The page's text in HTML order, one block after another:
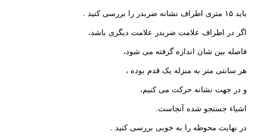
باید ۱۵ متری اطراف نشانه ضربدر را بررسی کنید .
اگر در اطراف علامت ضربدر علامت دیگری باشد،
فاصله بین شان اندازه گرفته می شود،
هر سانتی متر به منزله یک قدم بوده ،
و در جهت نشانه حرکت می کنیم،
اشیاء جستجو شده آنجاست.
در نهایت محوطه را به خوبی بررسی کنید .